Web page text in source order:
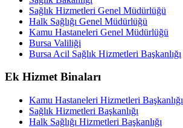
Sağlık Hizmetleri Genel Müdürlüğü
Halk Sağlığı Genel Müdürlüğü
Kamu Hastaneleri Genel Müdürlüğü
Bursa Valiliği
Bursa Acil Sağlık Hizmetleri Başkanlığı
Ek Hizmet Binaları
Kamu Hastaneleri Hizmetleri Başkanlığı
Sağlık Hizmetleri Başkanlığı
Halk Sağlığı Hizmetleri Başkanlığı